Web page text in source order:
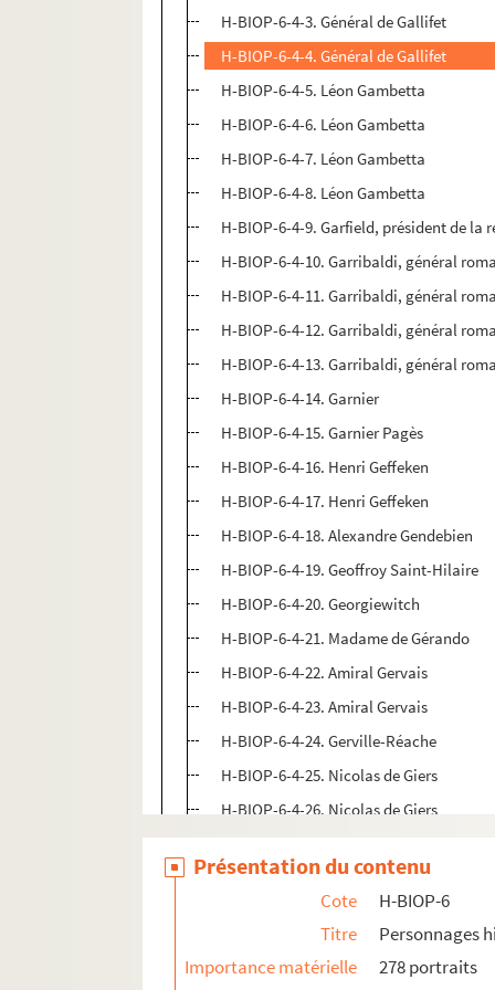
H-BIOP-6-4-3. Général de Gallifet
H-BIOP-6-4-4. Général de Gallifet
H-BIOP-6-4-5. Léon Gambetta
H-BIOP-6-4-6. Léon Gambetta
H-BIOP-6-4-7. Léon Gambetta
H-BIOP-6-4-8. Léon Gambetta
H-BIOP-6-4-9. Garfield, président de la
H-BIOP-6-4-10. Garribaldi, général
H-BIOP-6-4-11. Garribaldi, général
H-BIOP-6-4-12. Garribaldi, général
H-BIOP-6-4-13. Garribaldi, général
H-BIOP-6-4-14. Garnier
H-BIOP-6-4-15. Garnier Pagès
H-BIOP-6-4-16. Henri Geffeken
H-BIOP-6-4-17. Henri Geffeken
H-BIOP-6-4-18. Alexandre Gendebien
H-BIOP-6-4-19. Geoffroy Saint-Hilaire
H-BIOP-6-4-20. Georgiewitch
H-BIOP-6-4-21. Madame de Gérando
H-BIOP-6-4-22. Amiral Gervais
H-BIOP-6-4-23. Amiral Gervais
H-BIOP-6-4-24. Gerville-Réache
H-BIOP-6-4-25. Nicolas de Giers
H-BIOP-6-4-26. Nicolas de Giers
H-BIOP-6-4-27. Nicolas de Giers
H-BIOP-6-4-28. Maximin Giraud
H-BIOP-6-4-29. William Gladstone
H-BIOP-6-4-30. William Gladstone
H-BIOP-6-4-31. Glais Bizoin
Présentation du contenu
Cote
H-BIOP-6
Titre
Personnages
Importance matérielle
278 portraits